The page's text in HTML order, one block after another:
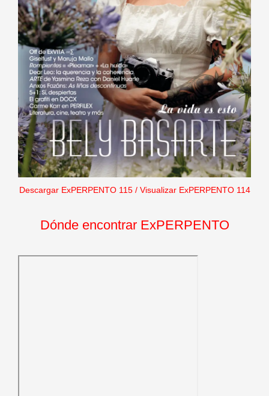
Descargar ExPERPENTO 115/ Visualizar ExPERPENTO 114
Dónde encontrar ExPERPENTO